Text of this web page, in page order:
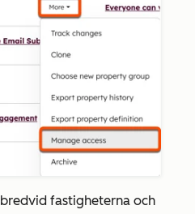
bredvid fastigheterna och